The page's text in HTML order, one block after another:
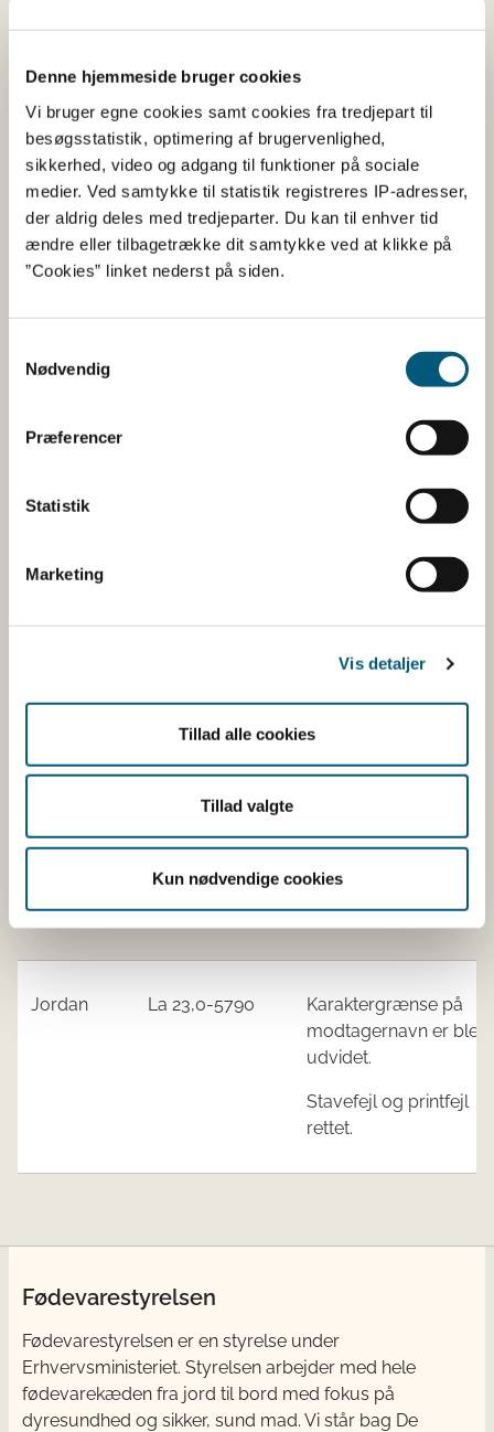
Denne hjemmeside bruger cookies
Vi bruger egne cookies samt cookies fra tredjepart til
besøgsstatistik, optimering af brugervenlighed,
sikkerhed, video og adgang til funktioner på sociale
medier. Ved samtykke til statistik registreres IP-adresser,
der aldrig deles med tredjeparter. Du kan til enhver tid
ændre eller tilbagetrække dit samtykke ved at klikke på
”Cookies” linket nederst på siden.
Nødvendig
Præferencer
Statistik
Marketing
Vis detaljer
Tillad alle cookies
Tillad valgte
Kun nødvendige cookies
Kaledonien
La 23,0-5300
modtagernavn er
udvidet.
Vægtenhed er blevet
tilføjet korrekt.
Stavefejl og henvisning
Kaledonien
tilføjet korrekt.
Opdateret til nyeste
La 23,0-1786
Karaktergrænse på
udvidet.
længere via
feltet, men i stedet
selvstændigt felt.
Jordan La 23,0-5790
Karaktergrænse på
modtagernavn er
udvidet.
Stavefejl og printfejl
rettet.
Fødevarestyrelsen
Fødevarestyrelsen er en styrelse under
Erhvervsministeriet. Styrelsen arbejder med hele
fødevarekæden fra jord til bord med fokus på
dyresundhed og sikker, sund mad. Vi står bag De